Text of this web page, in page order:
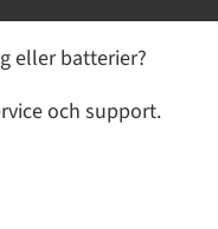
läge väldigt
terräng bjuds det
kan minska
där solen har
eller batterier?
och support.